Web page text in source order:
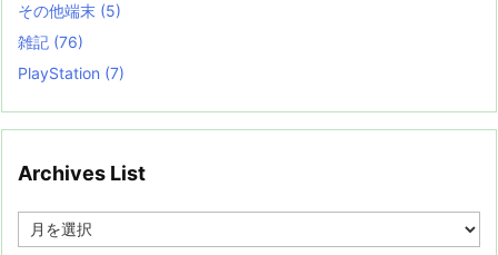
その他端末 (5)
雑記 (76)
PlayStation (7)
Archives List